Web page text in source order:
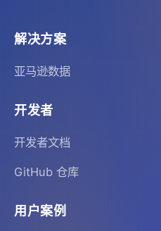
解决方案
亚马逊数据
开发者
开发者文档
GitHub 仓库
用户案例